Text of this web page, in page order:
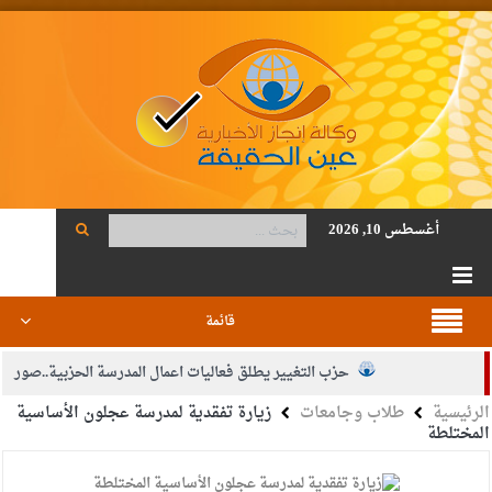
أغسطس 10, 2026
قائمة
حزب التغيير يطلق فعاليات اعمال المدرسة الحزبية..صور
الجيش يفتح باب التجنيد لحملة البكالوريوس في الحقوق والقانون
الرئيسية طلاب وجامعات زيارة تفقدية لمدرسة عجلون الأساسية
المختلطة